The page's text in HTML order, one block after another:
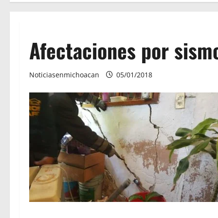
Afectaciones por
Noticiasenmichoacan 05/01/2018